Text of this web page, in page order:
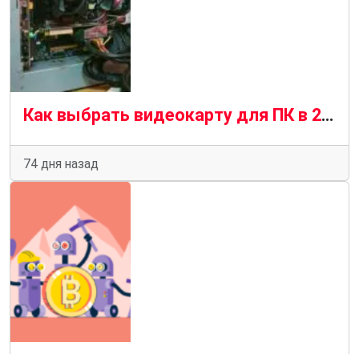
Как выбрать видеокарту для ПК в 2026 году — подробное руководство
74 дня назад